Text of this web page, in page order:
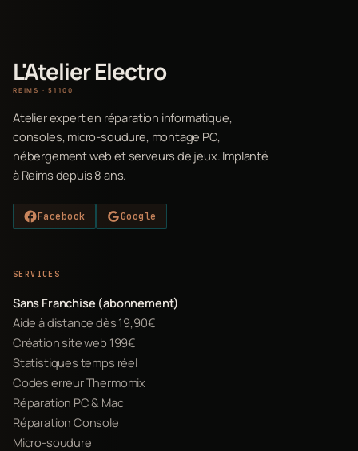
L'Atelier Electro
REIMS · 51100
Atelier expert en réparation informatique,
consoles, micro-soudure, montage PC,
hébergement web et serveurs de jeux. Implanté
à Reims depuis 8 ans.
Facebook Google
SERVICES
Sans Franchise (abonnement)
Aide à distance dès 19,90€
Création site web 199€
Statistiques temps réel
Codes erreur Thermomix
Réparation PC & Mac
Réparation Console
Micro-soudure